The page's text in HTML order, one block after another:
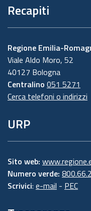
Recapiti
Regione Emilia-
Viale Aldo Moro, 52
40127 Bologna
Centralino 051 5271
Cerca telefoni o indirizzi
URP
Sito web:
Numero verde:
Scrivici: e-mail - PEC